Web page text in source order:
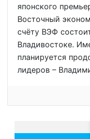
японского
Восточный
счёту ВЭФ
Владивостоке.
планируется
лидеров –